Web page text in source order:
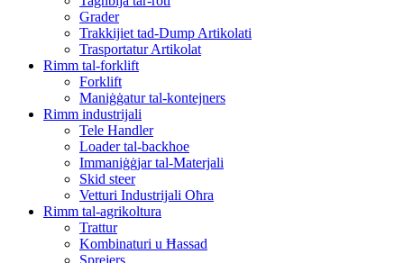
Grader
Trakkijiet tad-Dump Artikolati
Trasportatur Artikolat
Rimm tal-forklift
Forklift
Maniġġatur tal-kontejners
Rimm industrijali
Tele Handler
Loader tal-backhoe
Immaniġġjar tal-Materjali
Skid steer
Vetturi Industrijali Oħra
Rimm tal-agrikoltura
Trattur
Kombinaturi u Ħassad
Sprejers